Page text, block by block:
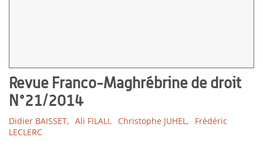
Revue Franco-Maghrébrine de droit
N°21/2014
Didier BAISSET, Ali FILALI, Christophe JUHEL,
Frédéric
LECLERC